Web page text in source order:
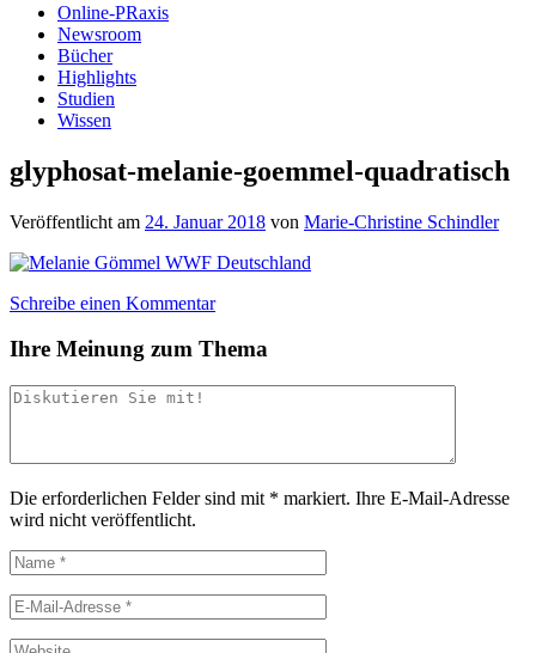
Online-PRaxis
Newsroom
Bücher
Highlights
Studien
Wissen
glyphosat-melanie-goemmel-quadratisch
Veröffentlicht am 24. Januar 2018 von Marie-Christine Schindler
Schreibe einen Kommentar
Ihre Meinung zum Thema
Die erforderlichen Felder sind mit * markiert. Ihre E-Mail-Adresse
wird nicht veröffentlicht.